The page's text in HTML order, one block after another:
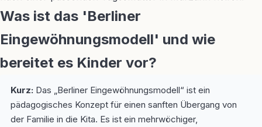
Was ist das 'Berliner
Eingewöhnungsmodell' und wie
bereitet es Kinder vor?
Kurz: Das „Berliner Eingewöhnungsmodell“ ist ein
pädagogisches Konzept für einen sanften Übergang von
der Familie in die Kita. Es ist ein mehrwöchiger,